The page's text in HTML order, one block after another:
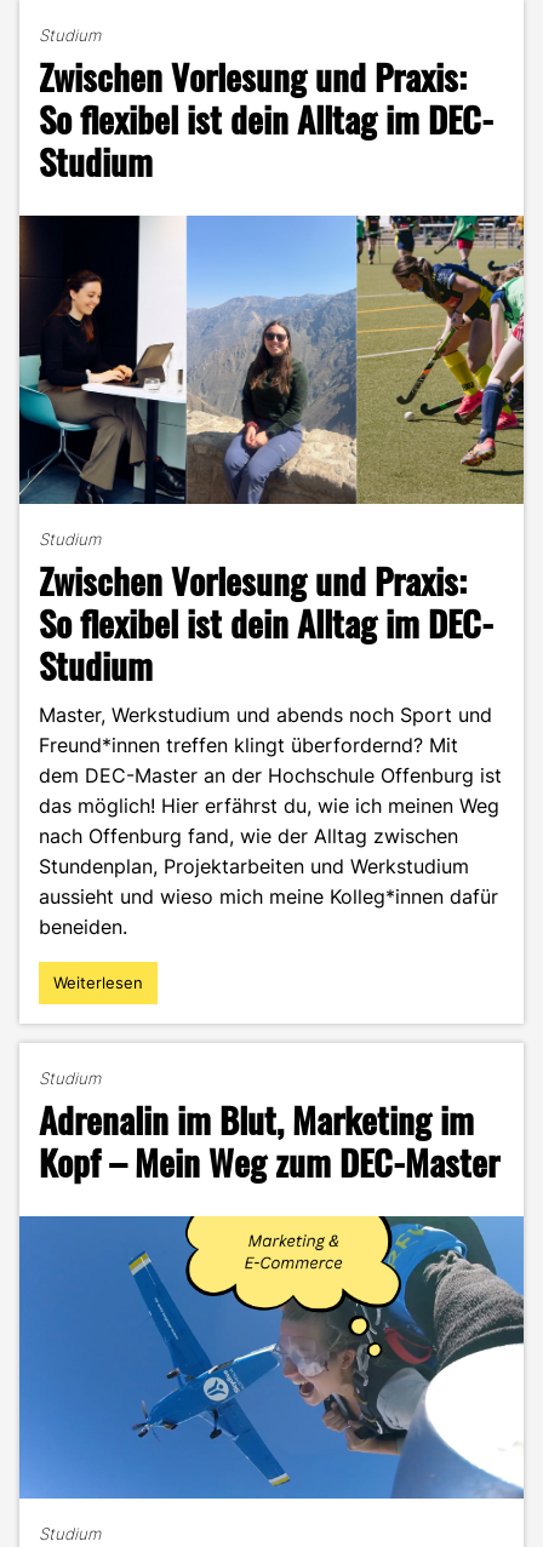
Life
of
Marlene
–
mehr
als
Vorlesungen
Projekte"
Studium
Zwischen Vorlesung und Praxis:
So flexibel ist dein Alltag im DEC-
Studium
Studium
Zwischen Vorlesung und Praxis:
So flexibel ist dein Alltag im DEC-
Studium
Master, Werkstudium und abends noch Sport und
Freund*innen treffen klingt überfordernd? Mit
dem DEC-Master an der Hochschule Offenburg ist
das möglich! Hier erfährst du, wie ich meinen Weg
nach Offenburg fand, wie der Alltag zwischen
Stundenplan, Projektarbeiten und Werkstudium
aussieht und wieso mich meine Kolleg*innen dafür
beneiden.
"Zwischen
Vorlesung
So
flexibel
ist
dein
Alltag
im
Weiterlesen
Studium
Adrenalin im Blut, Marketing im
Kopf – Mein Weg zum DEC-Master
Studium